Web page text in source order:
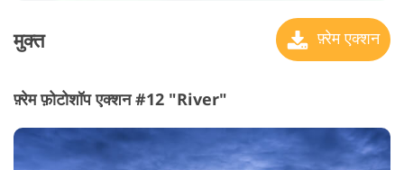
मुक्त फ़्रेम एक्शन
फ़्रेम फ़ोटोशॉप एक्शन #12 "River"